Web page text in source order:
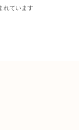
れています